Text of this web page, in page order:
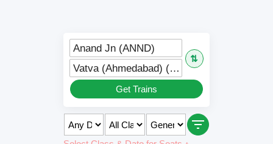
Anand Jn (ANND)
⇅
Vatva (Ahmedabad) (VTA)
Get Trains